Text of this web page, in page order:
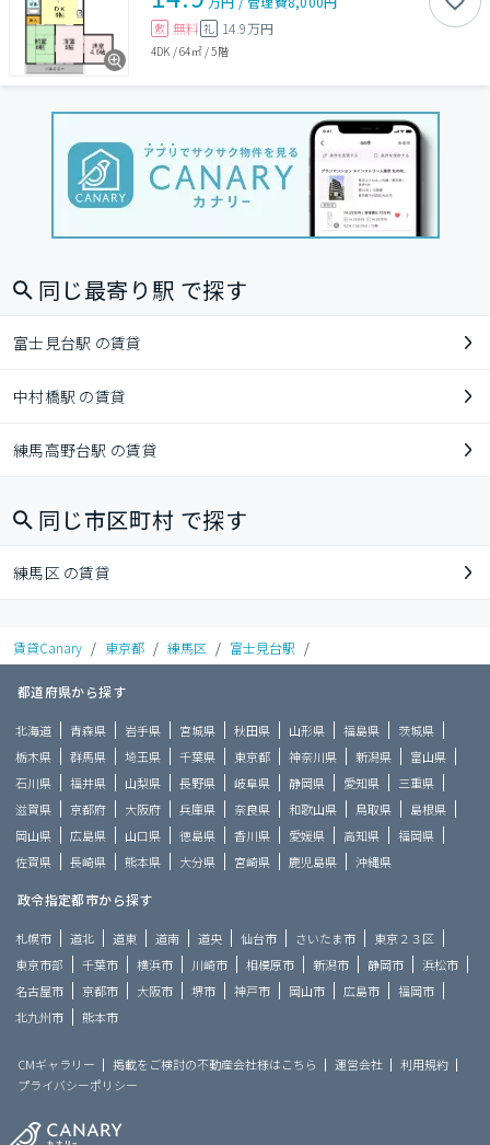
敷 無料 礼 14.9万円
4DK /64㎡/5階
同じ最寄り駅 で探す
富士見台駅 の賃貸
中村橋駅 の賃貸
練馬高野台駅 の賃貸
同じ市区町村 で探す
練馬区 の賃貸
賃貸Canary / 東京都 / 練馬区 / 富士見台駅 /
都道府県から探す
北海道 青森県 岩手県 宮城県 秋田県 山形県 福島県
茨城県
栃木県
群馬県 埼玉県 千葉県 東京都 神奈川県 新潟県
富山県
石川県
福井県 山梨県 長野県 岐阜県 静岡県 愛知県
三重県
滋賀県
京都府 大阪府 兵庫県 奈良県 和歌山県 鳥取県
島根県
岡山県
広島県 山口県 徳島県 香川県 愛媛県 高知県
福岡県
佐賀県
長崎県 熊本県 大分県 宮崎県 鹿児島県 沖縄県
政令指定都市から探す
札幌市 道北 道東 道南 道央 仙台市 さいたま市
東京２３区
東京市部
千葉市 横浜市 川崎市 相模原市 新潟市 静岡市
浜松市
名古屋市
京都市 大阪市 堺市 神戸市 岡山市 広島市
福岡市
北九州市
熊本市
CMギャラリー 掲載をご検討の不動産会社様はこちら 運営会社
利用規約
プライバシーポリシー